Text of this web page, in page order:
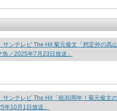
サンテレビ The Hit 菊元俊文「想定外の高
／2025年7月23日放送」
サンテレビ The Hit「祝30周年！菊元俊文
年10月1日放送」